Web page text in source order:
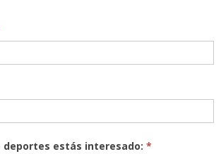
deportes estás interesado: *